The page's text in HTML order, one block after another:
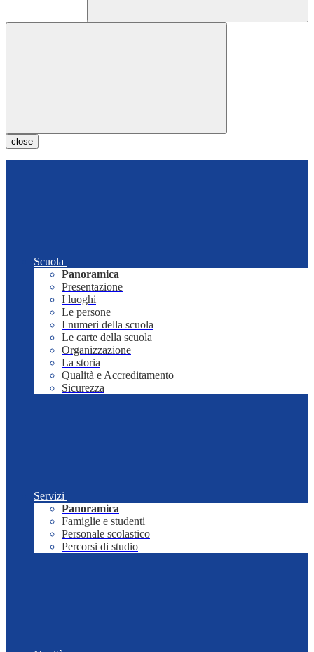
close
Scuola
Panoramica
Presentazione
I luoghi
Le persone
I numeri della scuola
Le carte della scuola
Organizzazione
La storia
Qualità e Accreditamento
Sicurezza
Servizi
Panoramica
Famiglie e studenti
Personale scolastico
Percorsi di studio